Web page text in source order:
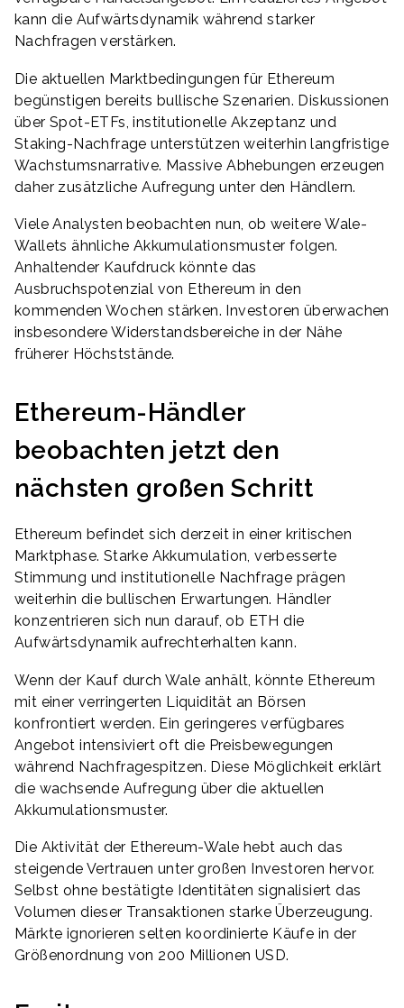
kann die Aufwärtsdynamik während starker
Nachfragen verstärken.
Die aktuellen Marktbedingungen für Ethereum
begünstigen bereits bullische Szenarien. Diskussionen
über Spot-ETFs, institutionelle Akzeptanz und
Staking-Nachfrage unterstützen weiterhin langfristige
Wachstumsnarrative. Massive Abhebungen erzeugen
daher zusätzliche Aufregung unter den Händlern.
Viele Analysten beobachten nun, ob weitere Wale-
Wallets ähnliche Akkumulationsmuster folgen.
Anhaltender Kaufdruck könnte das
Ausbruchspotenzial von Ethereum in den
kommenden Wochen stärken. Investoren überwachen
insbesondere Widerstandsbereiche in der Nähe
früherer Höchststände.
Ethereum-Händler
beobachten jetzt den
nächsten großen Schritt
Ethereum befindet sich derzeit in einer kritischen
Marktphase. Starke Akkumulation, verbesserte
Stimmung und institutionelle Nachfrage prägen
weiterhin die bullischen Erwartungen. Händler
konzentrieren sich nun darauf, ob ETH die
Aufwärtsdynamik aufrechterhalten kann.
Wenn der Kauf durch Wale anhält, könnte Ethereum
mit einer verringerten Liquidität an Börsen
konfrontiert werden. Ein geringeres verfügbares
Angebot intensiviert oft die Preisbewegungen
während Nachfragespitzen. Diese Möglichkeit erklärt
die wachsende Aufregung über die aktuellen
Akkumulationsmuster.
Die Aktivität der Ethereum-Wale hebt auch das
steigende Vertrauen unter großen Investoren hervor.
Selbst ohne bestätigte Identitäten signalisiert das
Volumen dieser Transaktionen starke Überzeugung.
Märkte ignorieren selten koordinierte Käufe in der
Größenordnung von 200 Millionen USD.